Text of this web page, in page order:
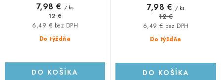
Do týždňa
6,49 € bez DPH
7,98 € / ks
12 €
DO KOŠÍKA
Do týždňa
6,49 € bez DPH
7,98 € / ks
12 €
DO KOŠÍKA